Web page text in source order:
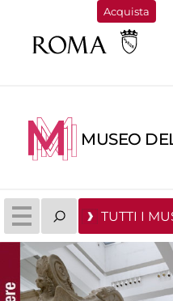
Acquista
MUSEO
TUTTI I